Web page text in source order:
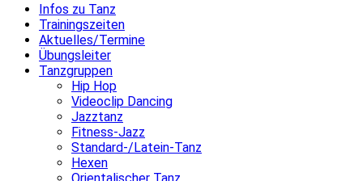
Infos zu Tanz
Trainingszeiten
Aktuelles/Termine
Übungsleiter
Tanzgruppen
Hip Hop
Videoclip Dancing
Jazztanz
Fitness-Jazz
Standard-/Latein-Tanz
Hexen